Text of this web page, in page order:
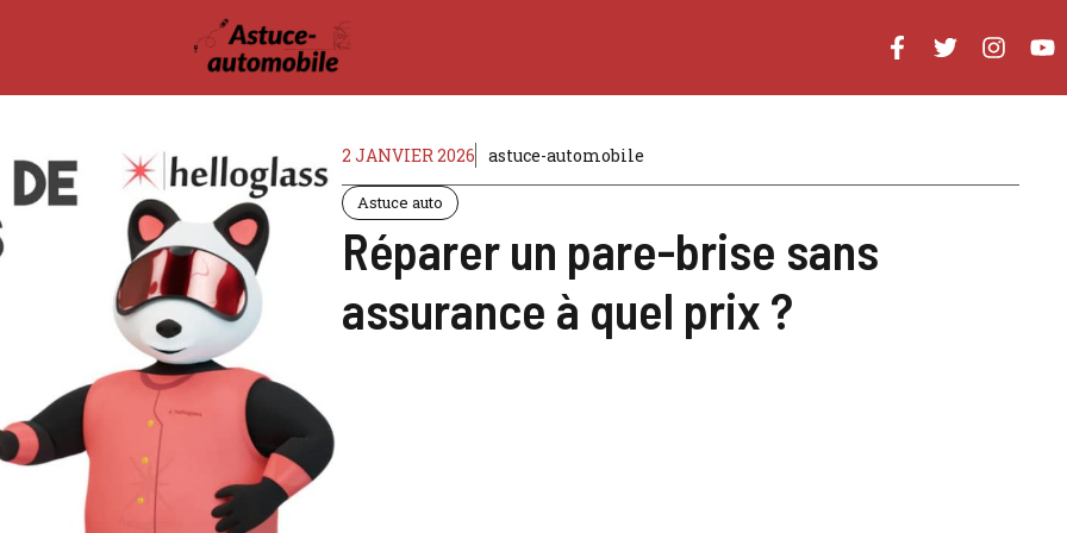
2 JANVIER 2026 astuce-automobile
Astuce auto
Réparer un pare-brise sans
assurance à quel prix ?